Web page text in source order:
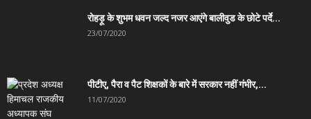
रोहड़ू के शुभम धवन जल्द नजर आएंगे बालीवुड के छोटे पर्दे...
23/07/2020
पीटीए, पैरा व पैट शिक्षकों के बारे में सरकार नहीं गंभीर,...
11/07/2020